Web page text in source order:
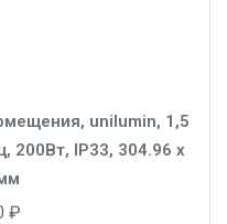
unilumin, 1,5
200Вт, IP33, 304.96 x
₽